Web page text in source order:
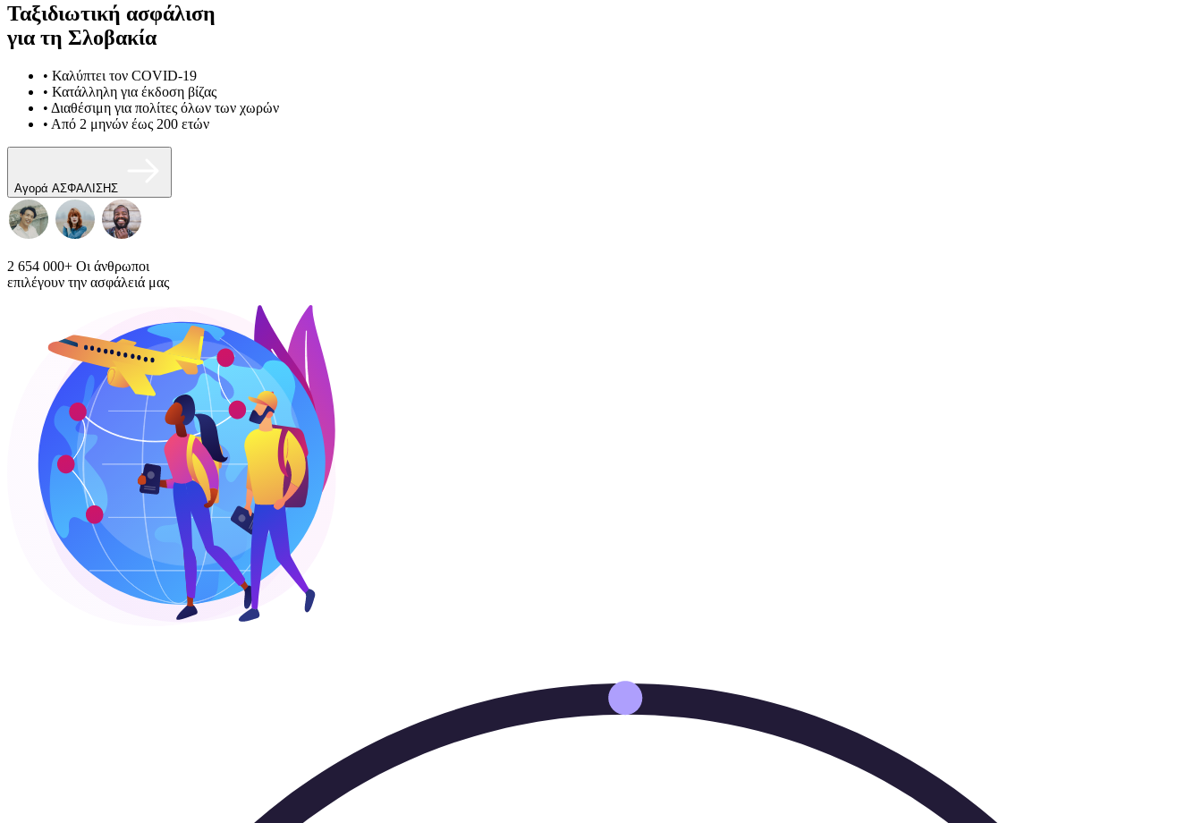
Ταξιδιωτική ασφάλιση
για τη Σλοβακία
• Καλύπτει τον COVID-19
• Κατάλληλη για έκδοση βίζας
• Διαθέσιμη για πολίτες όλων των χωρών
• Από 2 μηνών έως 200 ετών
Αγορά ΑΣΦΑΛΙΣΗΣ
2 654 000+ Οι άνθρωποι
επιλέγουν την ασφάλειά μας